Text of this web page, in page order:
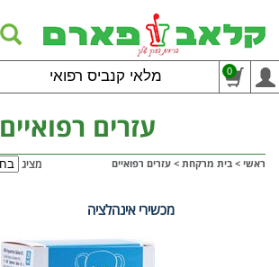
נגישות
אתר
המרכזי
מלאי קנביס רפואי 0
עזרים רפואיים
ראשי > בית מרקחת > עזרים רפואיים מציג
מכשירי אינהלציה